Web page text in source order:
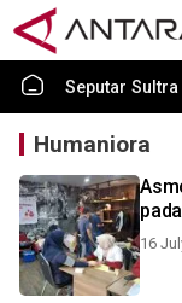
Seputar Sultra
Humaniora
16